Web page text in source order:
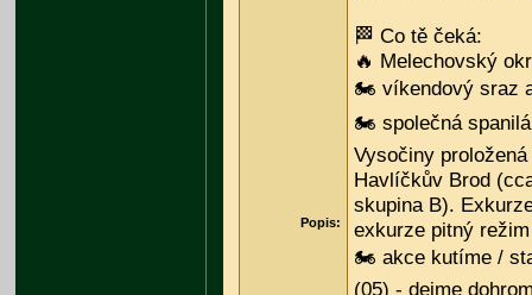
Popis:
🏁 Co tě čeká:
🔥 Melechovský
🏍️ víkendový sraz
🏍️ společná
Vysočiny
Havlíčkův Brod
skupina B).
exkurze pitný
🏍️ akce kutíme /
(05) - dejme